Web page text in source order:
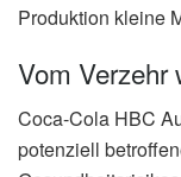
Produktion kleine
Vom Verzehr
Coca-Cola HBC
potenziell